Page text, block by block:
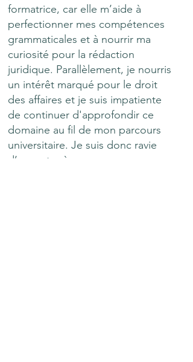
formatrice, car elle m’aide à
perfectionner mes compétences
grammaticales et à nourrir ma
curiosité pour la rédaction
juridique. Parallèlement, je nourris
un intérêt marqué pour le droit
des affaires et je suis impatiente
de continuer d'approfondir ce
domaine au fil de mon parcours
universitaire. Je suis donc ravie
d’apporter à nouveau ma